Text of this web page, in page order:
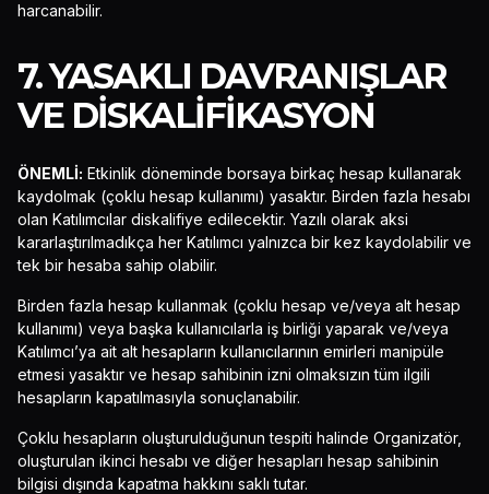
harcanabilir.
7. YASAKLI DAVRANIŞLAR
VE DISKALIFIKASYON
ÖNEMLİ: Etkinlik döneminde borsaya birkaç hesap kullanarak
kaydolmak (çoklu hesap kullanımı) yasaktır. Birden fazla hesabı
olan Katılımcılar diskalifiye edilecektir. Yazılı olarak aksi
kararlaştırılmadıkça her Katılımcı yalnızca bir kez kaydolabilir ve
tek bir hesaba sahip olabilir.
Birden fazla hesap kullanmak (çoklu hesap ve/veya alt hesap
kullanımı) veya başka kullanıcılarla iş birliği yaparak ve/veya
Katılımcı’ya ait alt hesapların kullanıcılarının emirleri manipüle
etmesi yasaktır ve hesap sahibinin izni olmaksızın tüm ilgili
hesapların kapatılmasıyla sonuçlanabilir.
Çoklu hesapların oluşturulduğunun tespiti halinde Organizatör,
oluşturulan ikinci hesabı ve diğer hesapları hesap sahibinin
bilgisi dışında kapatma hakkını saklı tutar.